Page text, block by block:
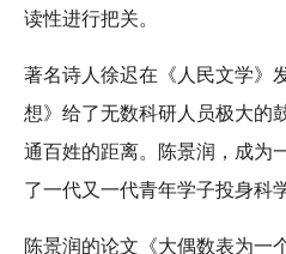
读性进行把关。
著名诗人徐迟在《人民文学》
想》给了无数科研人员极大的
通百姓的距离。陈景润，成为
了一代又一代青年学子投身科学
陈景润的论文《大偶数表为一